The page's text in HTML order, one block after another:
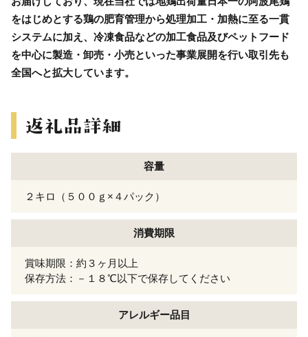
をはじめとする鶏の肥育管理から処理加工・加熱に至る一貫
システムに加え、冷凍食品などの加工食品及びペットフード
を中心に製造・卸売・小売といった事業展開を行い取引先も
全国へと拡大しています。
容量
２キロ（５００ｇ×４パック）
消費期限
賞味期限：約３ヶ月以上
保存方法：－１８℃以下で保存してください
アレルギー品目